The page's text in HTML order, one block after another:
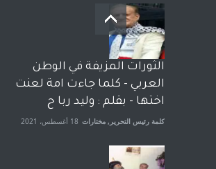
بعد معارك قضائية طاحنة كتب
وترافع فيها بنفسه مرة اخرى..
الشيخ طارق يوسف يقهر
الحكومة الأمريكية ، فأعطوه
الجنسية عن يد وهم صاغرون،
آراء حرة مختارات 7 أبريل، 2023
الثورات المزيفة في الوطن
العربي - كلما جاءت امة لعنت
اختها - بقلم : وليد ربا ح
كلمة رئيس التحرير , مختارات 18 أغسطس، 2021